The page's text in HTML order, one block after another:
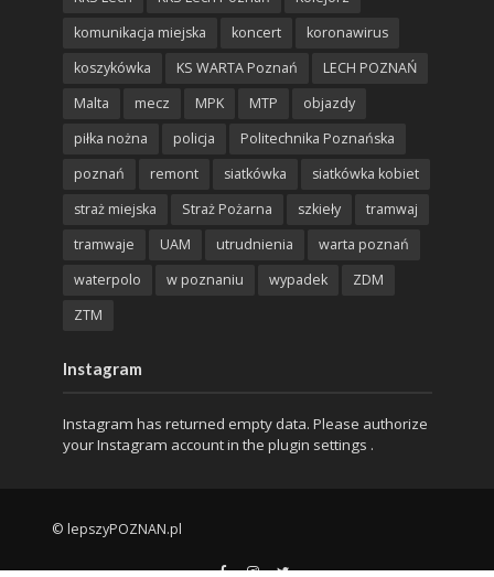
komunikacja miejska
koncert
koronawirus
koszykówka
KS WARTA Poznań
LECH POZNAŃ
Malta
mecz MPK MTP
objazdy
piłka nożna
policja
Politechnika Poznańska
poznań
remont siatkówka
siatkówka kobiet
straż miejska
Straż Pożarna szkieły
tramwaj
tramwaje
UAM utrudnienia
warta poznań
waterpolo
w poznaniu wypadek
ZDM
ZTM
Instagram
Instagram has returned empty data. Please authorize
your Instagram account in the plugin settings .
© lepszyPOZNAN.pl